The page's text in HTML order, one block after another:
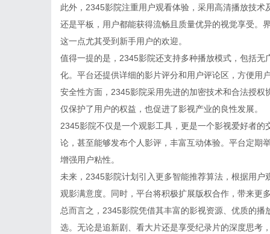
此外，2345影院注重用户观看体验，采用高清播放技
还是平板，用户都能获得流畅且质量优异的视觉享受。
这一点尤其受到新手用户的欢迎。
值得一提的是，2345影院还支持多种播放模式，包括
化。平台还提供详细的影片评分和用户评论区，方便用
安全性方面，2345影院采用先进的加密技术和合法授
仅保护了用户的权益，也促进了影视产业的良性发展。
2345影院不仅是一个观影工具，更是一个影视爱好者
论，甚至能够发布个人影评，丰富互动体验。平台定期
增强用户粘性。
未来，2345影院计划引入更多智能推荐算法，根据用
观影满意度。同时，平台将积极扩展版权合作，带来更
总而言之，2345影院凭借其丰富的影视资源、优质的
选。无论是追新剧、看大片还是享受纪录片的深度思考